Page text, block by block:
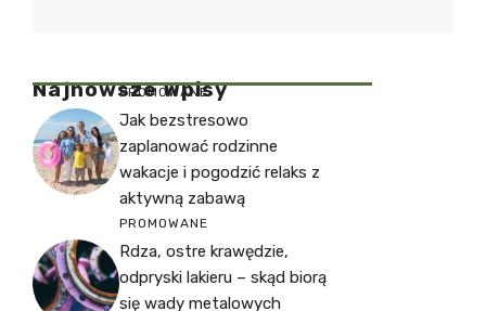
Najnowsze Wpisy
PROMOWANE
Jak bezstresowo
zaplanować rodzinne
wakacje i pogodzić relaks z
aktywną zabawą
PROMOWANE
Rdza, ostre krawędzie,
odpryski lakieru – skąd biorą
się wady metalowych